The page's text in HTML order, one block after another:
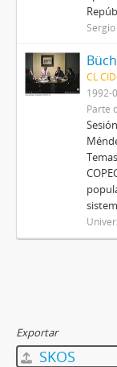
CL
1992-
Parte
Exportar
SKOS